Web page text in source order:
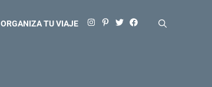
ORGANIZA TU VIAJE